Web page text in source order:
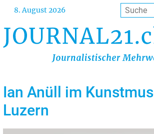
Direkt
Inhalt
8. August 2026 Suche
Ian Anüll im
Luzern